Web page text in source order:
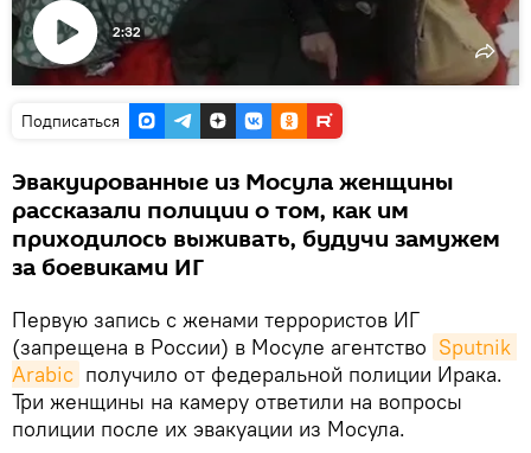
Воспроизвести
2:32
Подписаться
Эвакуированные из Мосула женщины
рассказали полиции о том, как им
приходилось выживать, будучи замужем
за боевиками ИГ
Первую запись с женами террористов ИГ
(запрещена в России) в Мосуле агентство Sputnik
Arabic получило от федеральной полиции Ирака.
Три женщины на камеру ответили на вопросы
полиции после их эвакуации из Мосула.